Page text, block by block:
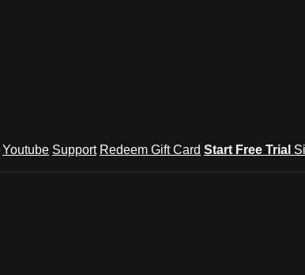
Youtube Support Redeem Gift Card Start Free Trial